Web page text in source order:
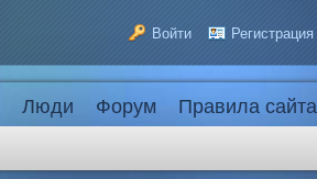
Войти Регистрация
Люди Форум
Правила сайта